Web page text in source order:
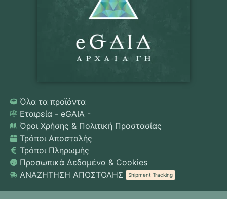
Όλα τα προϊόντα
Εταιρεία - eGAIA -
Όροι Χρήσης & Πολιτική Προστασίας
Τρόποι Αποστολής
Τρόποι Πληρωμής
Προσωπικά Δεδομένα & Cookies
ΑΝΑΖΗΤΗΣΗ ΑΠΟΣΤΟΛΗΣ
Shipment Tracking